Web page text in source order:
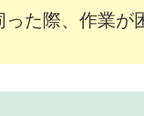
った際、作業が